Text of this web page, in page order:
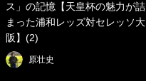
ス」の記憶【天皇杯の魅力が詰
まった浦和レッズ対セレッソ大
阪】(2)
原壮史